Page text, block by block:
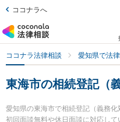
ココナラへ
ココナラ法律相談 愛知県で法
東海市の相続登記（
愛知県の東海市で相続登記（義務化
初回面談無料や休日面談に対応し